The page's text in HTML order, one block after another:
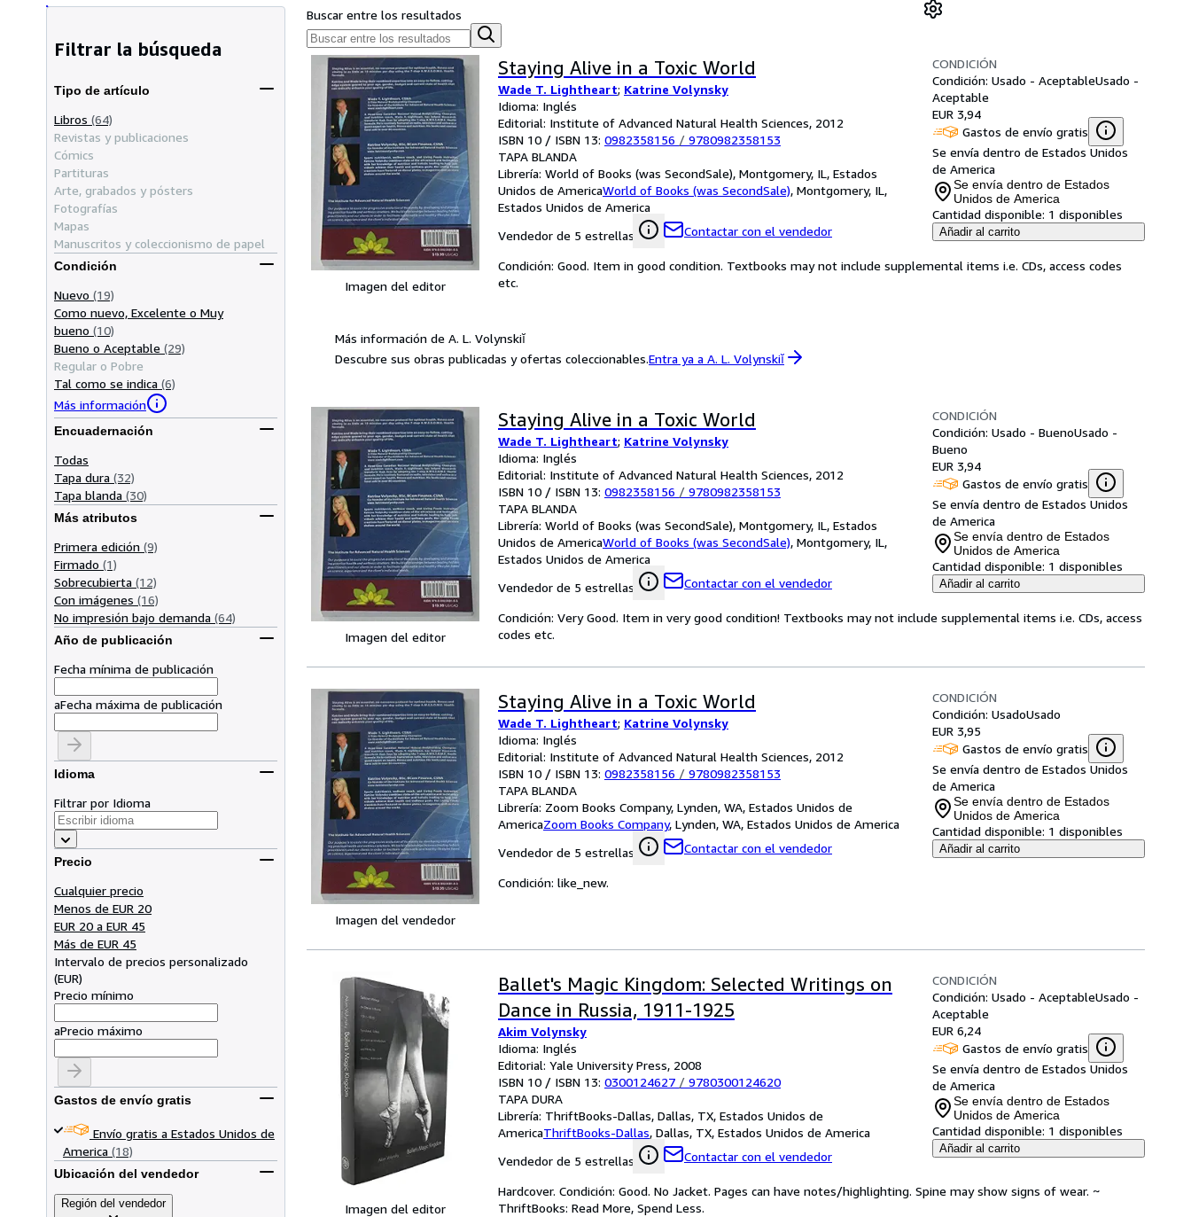
Filtrar la búsqueda
Tipo de artículo
Libros (64)
Revistas y publicaciones
Cómics
Partituras
Arte, grabados y pósters
Fotografías
Mapas
Manuscritos y coleccionismo de papel
Condición
Nuevo (19)
Como nuevo, Excelente o Muy
bueno (10)
Bueno o Aceptable (29)
Regular o Pobre
Tal como se indica (6)
Más información
Encuadernación
Todas
Tapa dura (32)
Tapa blanda (30)
Más atributos
Primera edición (9)
Firmado (1)
Sobrecubierta (12)
Con imágenes (16)
No impresión bajo demanda (64)
Año de publicación
Fecha mínima de publicación
aFecha máxima de publicación
Idioma
Filtrar por Idioma
Precio
Cualquier precio
Menos de EUR 20
EUR 20 a EUR 45
Más de EUR 45
Intervalo de precios personalizado
(EUR)
Precio mínimo
aPrecio máximo
Gastos de envío gratis
Envío gratis a Estados Unidos de
America (18)
Ubicación del vendedor
Región del vendedor
Buscar entre los resultados
Imagen del editor
Staying Alive in a Toxic World
Wade T. Lightheart; Katrine Volynsky
Idioma: Inglés
Editorial: Institute of Advanced Natural Health Sciences, 2012
ISBN 10 / ISBN 13: 0982358156 / 9780982358153
TAPA BLANDA
Librería: World of Books (was SecondSale), Montgomery, IL, Estados
Unidos de AmericaWorld of Books (was SecondSale), Montgomery, IL,
Estados Unidos de America
Vendedor de 5 estrellas
Contactar con el vendedor
CONDICIÓN
Condición: Usado - AceptableUsado -
Aceptable
EUR 3,94
Gastos de envío gratis
Se envía dentro de Estados Unidos
de America
Se envía dentro de Estados
Unidos de America
Cantidad disponible: 1 disponibles
Añadir al carrito
Condición: Good. Item in good condition. Textbooks may not include supplemental items i.e. CDs, access codes
etc.
Más información de A. L. Volynskiĭ
Descubre sus obras publicadas y ofertas coleccionables.Entra ya a A. L. Volynskiĭ
Imagen del editor
Staying Alive in a Toxic World
Wade T. Lightheart; Katrine Volynsky
Idioma: Inglés
Editorial: Institute of Advanced Natural Health Sciences, 2012
ISBN 10 / ISBN 13: 0982358156 / 9780982358153
TAPA BLANDA
Librería: World of Books (was SecondSale), Montgomery, IL, Estados
Unidos de AmericaWorld of Books (was SecondSale), Montgomery, IL,
Estados Unidos de America
Vendedor de 5 estrellas
Contactar con el vendedor
CONDICIÓN
Condición: Usado - BuenoUsado -
Bueno
EUR 3,94
Gastos de envío gratis
Se envía dentro de Estados Unidos
de America
Se envía dentro de Estados
Unidos de America
Cantidad disponible: 1 disponibles
Añadir al carrito
Condición: Very Good. Item in very good condition! Textbooks may not include supplemental items i.e. CDs, access
codes etc.
Imagen del vendedor
Staying Alive in a Toxic World
Wade T. Lightheart; Katrine Volynsky
Idioma: Inglés
Editorial: Institute of Advanced Natural Health Sciences, 2012
ISBN 10 / ISBN 13: 0982358156 / 9780982358153
TAPA BLANDA
Librería: Zoom Books Company, Lynden, WA, Estados Unidos de
AmericaZoom Books Company, Lynden, WA, Estados Unidos de America
Vendedor de 5 estrellas
Contactar con el vendedor
CONDICIÓN
Condición: UsadoUsado
EUR 3,95
Gastos de envío gratis
Se envía dentro de Estados Unidos
de America
Se envía dentro de Estados
Unidos de America
Cantidad disponible: 1 disponibles
Añadir al carrito
Condición: like_new.
Imagen del editor
Ballet's Magic Kingdom: Selected Writings on
Dance in Russia, 1911-1925
Akim Volynsky
Idioma: Inglés
Editorial: Yale University Press, 2008
ISBN 10 / ISBN 13: 0300124627 / 9780300124620
TAPA DURA
Librería: ThriftBooks-Dallas, Dallas, TX, Estados Unidos de
AmericaThriftBooks-Dallas, Dallas, TX, Estados Unidos de America
Vendedor de 5 estrellas
Contactar con el vendedor
CONDICIÓN
Condición: Usado - AceptableUsado -
Aceptable
EUR 6,24
Gastos de envío gratis
Se envía dentro de Estados Unidos
de America
Se envía dentro de Estados
Unidos de America
Cantidad disponible: 1 disponibles
Añadir al carrito
Hardcover. Condición: Good. No Jacket. Pages can have notes/highlighting. Spine may show signs of wear. ~
ThriftBooks: Read More, Spend Less.